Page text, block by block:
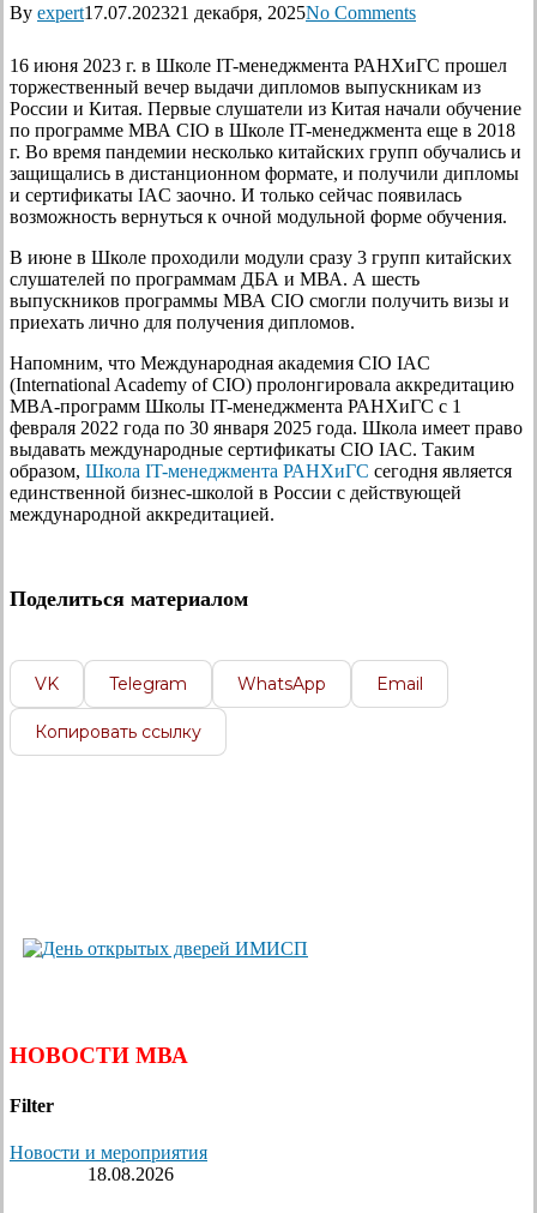
By expert17.07.202321 декабря, 2025No Comments
16 июня 2023 г. в Школе IT-менеджмента РАНХиГС прошел
торжественный вечер выдачи дипломов выпускникам из
России и Китая. Первые слушатели из Китая начали обучение
по программе МВА CIO в Школе IT-менеджмента еще в 2018
г. Во время пандемии несколько китайских групп обучались и
защищались в дистанционном формате, и получили дипломы
и сертификаты IAC заочно. И только сейчас появилась
возможность вернуться к очной модульной форме обучения.
В июне в Школе проходили модули сразу 3 групп китайских
слушателей по программам ДБА и МВА. А шесть
выпускников программы МВА CIO смогли получить визы и
приехать лично для получения дипломов.
Напомним, что Международная академия CIO IAC
(International Academy of CIO) пролонгировала аккредитацию
MBA-программ Школы IT-менеджмента РАНХиГС с 1
февраля 2022 года по 30 января 2025 года. Школа имеет право
выдавать международные сертификаты CIO IAC. Таким
образом, Школа IT-менеджмента РАНХиГС сегодня является
единственной бизнес-школой в России с действующей
международной аккредитацией.
Поделиться материалом
VK Telegram WhatsApp Email
Копировать ссылку
НОВОСТИ МВА
Filter
Новости и мероприятия
18.08.2026